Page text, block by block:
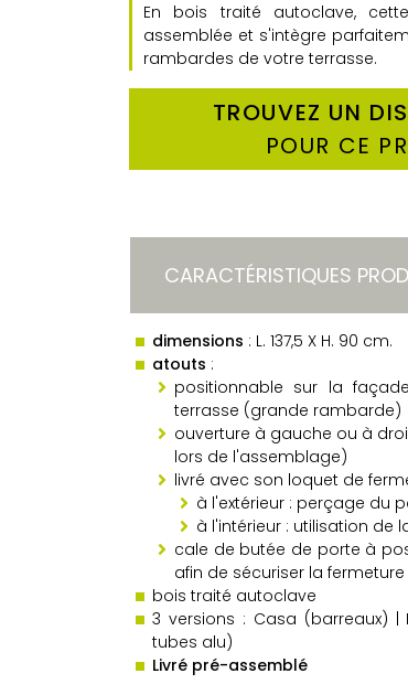
En bois traité autoclave,
assemblée et s'intègre
rambardes de votre terrasse.
TROUVEZ UN
POUR CE
CARACTÉRISTIQUES
dimensions : L. 137,5 X H. 90 cm.
atouts :
positionnable sur la
terrasse (grande rambarde)
ouverture à gauche ou à
lors de l'assemblage)
livré avec son loquet de
à l'extérieur : perçage du
à l'intérieur : utilisation de
cale de butée de porte à
afin de sécuriser la
bois traité autoclave
3 versions : Casa (barreaux) |
tubes alu)
Livré pré-assemblé